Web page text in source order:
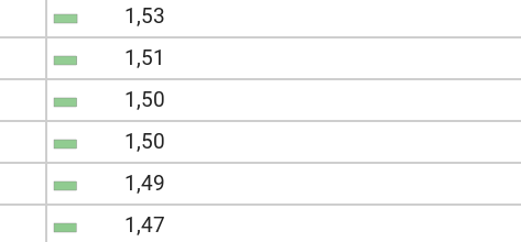
1,53
1,51
1,50
1,50
1,49
1,47